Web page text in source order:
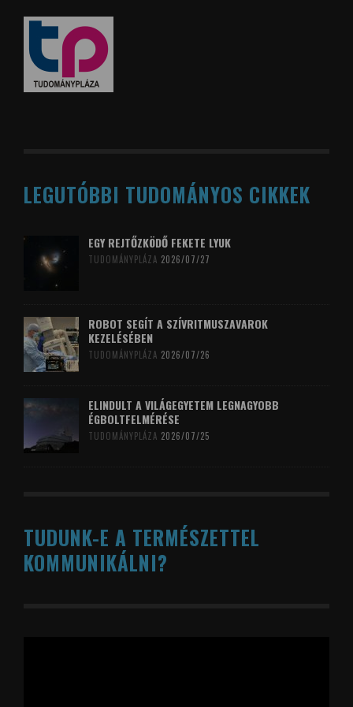
LEGUTÓBBI TUDOMÁNYOS CIKKEK
EGY REJTŐZKÖDŐ FEKETE LYUK
TUDOMÁNYPLÁZA 2026/07/27
ROBOT SEGÍT A SZÍVRITMUSZAVAROK
KEZELÉSÉBEN
TUDOMÁNYPLÁZA 2026/07/26
ELINDULT A VILÁGEGYETEM LEGNAGYOBB
ÉGBOLTFELMÉRÉSE
TUDOMÁNYPLÁZA 2026/07/25
TUDUNK-E A TERMÉSZETTEL
KOMMUNIKÁLNI?